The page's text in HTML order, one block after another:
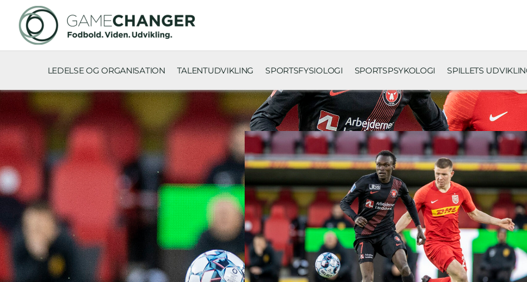
LEDELSE OG ORGANISATION TALENTUDVIKLING SPORTSFYSIOLOGI SPORTSPSYKOLOGI SPILLETS